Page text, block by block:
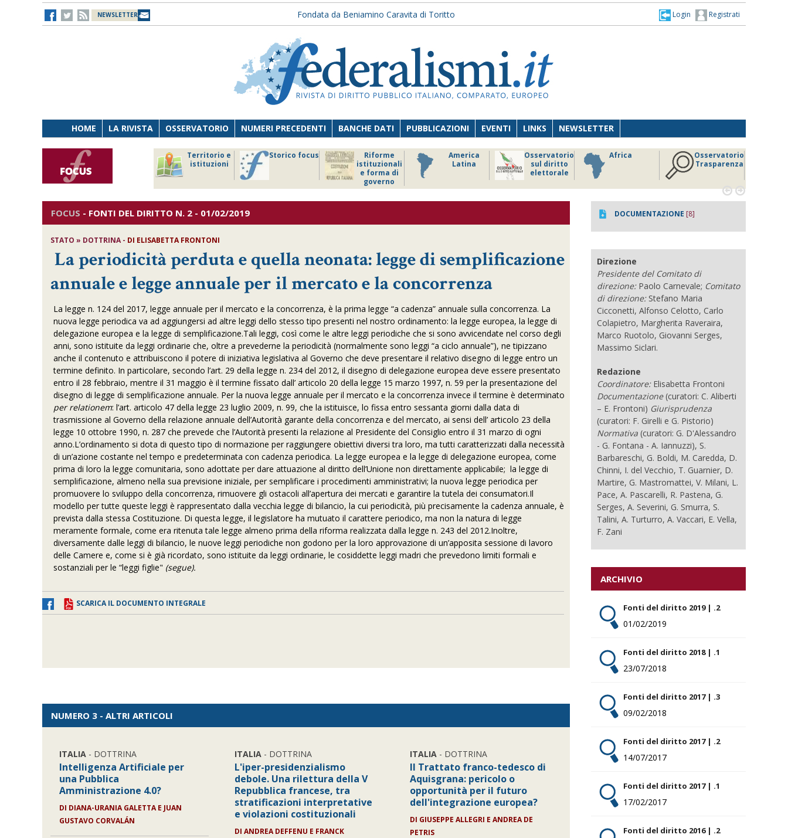
NEWSLETTER Fondata da Beniamino Caravita di Toritto Registrati
Login
HOME LA RIVISTA OSSERVATORIO NUMERI PRECEDENTI BANCHE DATI PUBBLICAZIONI EVENTI LINKS NEWSLETTER
Territorio e
istituzioni
Storico focus
Riforme
istituzionali
e forma di
governo
America
Latina
Osservatorio
sul diritto
elettorale
Africa
Osservatorio
Trasparenza
 
FOCUS - FONTI DEL DIRITTO N. 2 - 01/02/2019
STATO » DOTTRINA - DI ELISABETTA FRONTONI
La periodicità perduta e quella neonata: legge di semplificazione
annuale e legge annuale per il mercato e la concorrenza
La legge n. 124 del 2017, legge annuale per il mercato e la concorrenza, è la prima legge “a cadenza” annuale sulla concorrenza. La
nuova legge periodica va ad aggiungersi ad altre leggi dello stesso tipo presenti nel nostro ordinamento: la legge europea, la legge di
delegazione europea e la legge di semplificazione.Tali leggi, così come le altre leggi periodiche che si sono avvicendate nel corso degli
anni, sono istituite da leggi ordinarie che, oltre a prevederne la periodicità (normalmente sono leggi “a ciclo annuale”), ne tipizzano
anche il contenuto e attribuiscono il potere di iniziativa legislativa al Governo che deve presentare il relativo disegno di legge entro un
termine definito. In particolare, secondo l’art. 29 della legge n. 234 del 2012, il disegno di delegazione europea deve essere presentato
entro il 28 febbraio, mentre il 31 maggio è il termine fissato dall’ articolo 20 della legge 15 marzo 1997, n. 59 per la presentazione del
disegno di legge di semplificazione annuale. Per la nuova legge annuale per il mercato e la concorrenza invece il termine è determinato
per relationem: l’art. articolo 47 della legge 23 luglio 2009, n. 99, che la istituisce, lo fissa entro sessanta giorni dalla data di
trasmissione al Governo della relazione annuale dell’Autorità garante della concorrenza e del mercato, ai sensi dell’ articolo 23 della
legge 10 ottobre 1990, n. 287 che prevede che l’Autorità presenti la relazione al Presidente del Consiglio entro il 31 marzo di ogni
anno.L’ordinamento si dota di questo tipo di normazione per raggiungere obiettivi diversi tra loro, ma tutti caratterizzati dalla necessità
di un’azione costante nel tempo e predeterminata con cadenza periodica. La legge europea e la legge di delegazione europea, come
prima di loro la legge comunitaria, sono adottate per dare attuazione al diritto dell’Unione non direttamente applicabile; la legge di
semplificazione, almeno nella sua previsione iniziale, per semplificare i procedimenti amministrativi; la nuova legge periodica per
promuovere lo sviluppo della concorrenza, rimuovere gli ostacoli all’apertura dei mercati e garantire la tutela dei consumatori.Il
modello per tutte queste leggi è rappresentato dalla vecchia legge di bilancio, la cui periodicità, più precisamente la cadenza annuale, è
prevista dalla stessa Costituzione. Di questa legge, il legislatore ha mutuato il carattere periodico, ma non la natura di legge
meramente formale, come era ritenuta tale legge almeno prima della riforma realizzata dalla legge n. 243 del 2012.Inoltre,
diversamente dalle leggi di bilancio, le nuove leggi periodiche non godono per la loro approvazione di un’apposita sessione di lavoro
delle Camere e, come si è già ricordato, sono istituite da leggi ordinarie, le cosiddette leggi madri che prevedono limiti formali e
sostanziali per le “leggi figlie" (segue).
SCARICA IL DOCUMENTO INTEGRALE
NUMERO 3 - ALTRI ARTICOLI
ITALIA - DOTTRINA
Intelligenza Artificiale per
una Pubblica
Amministrazione 4.0?
DI DIANA-URANIA GALETTA E JUAN
GUSTAVO CORVALÁN
ITALIA - DOTTRINA
L'iper-presidenzialismo
debole. Una rilettura della V
Repubblica francese, tra
stratificazioni interpretative
e violazioni costituzionali
DIANDREA DEFFENU E FRANCK
ITALIA- DOTTRINA
Il Trattato franco-tedesco di
Aquisgrana: pericolo o
opportunità per il futuro
dell'integrazione europea?
DI GIUSEPPE ALLEGRI E ANDREA DE
PETRIS
DOCUMENTAZIONE [8]
Direzione
Presidente del Comitato di
direzione:Paolo Carnevale; Comitato
di direzione:Stefano Maria
Cicconetti, Alfonso Celotto, Carlo
Colapietro, Margherita Raveraira,
Marco Ruotolo, Giovanni Serges,
Massimo Siclari.
Redazione
Coordinatore:Elisabetta Frontoni
Documentazione(curatori: C. Aliberti
– E. Frontoni) Giurisprudenza
(curatori: F. Girelli e G. Pistorio)
Normativa (curatori: G. D'Alessandro
- G. Fontana - A. Iannuzzi), S.
Barbareschi, G. Boldi, M. Caredda, D.
Chinni, I. del Vecchio, T. Guarnier, D.
Martire, G. Mastromattei, V. Milani, L.
Pace, A. Pascarelli, R. Pastena, G.
Serges, A. Severini, G. Smurra, S.
Talini, A. Turturro, A. Vaccari, E. Vella,
F. Zani
ARCHIVIO
Fonti del diritto 2019 | .2
01/02/2019
Fonti del diritto 2018 | .1
23/07/2018
Fonti del diritto 2017 | .3
09/02/2018
Fonti del diritto 2017 | .2
14/07/2017
Fonti del diritto 2017 | .1
17/02/2017
Fonti del diritto 2016 | .2